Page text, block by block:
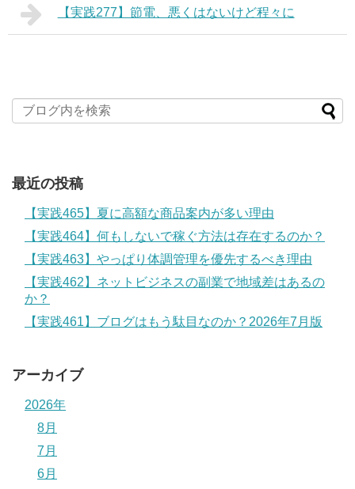
【実践277】節電、悪くはないけど程々に
最近の投稿
【実践465】夏に高額な商品案内が多い理由
【実践464】何もしないで稼ぐ方法は存在するのか？
【実践463】やっぱり体調管理を優先するべき理由
【実践462】ネットビジネスの副業で地域差はあるの
か？
【実践461】ブログはもう駄目なのか？2026年7月版
アーカイブ
2026年
8月
7月
6月